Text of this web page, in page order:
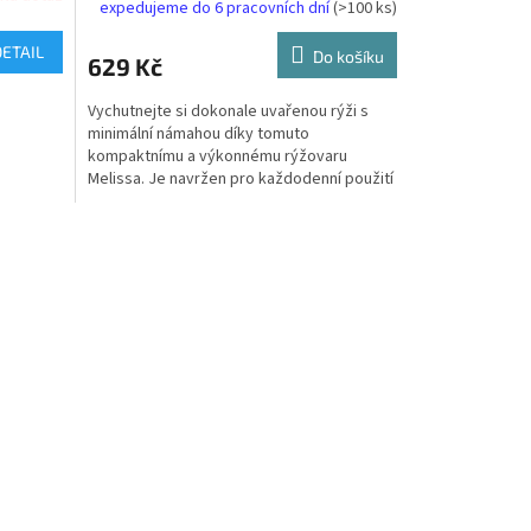
expedujeme do 6 pracovních dní(>100 ks)
629 Kč Do košíku
Vychutnejte si dokonale uvařenou rýži s
minimální námahou díky tomuto
kompaktnímu a výkonnému rýžovaru
Melissa. Je navržen pro každodenní použití